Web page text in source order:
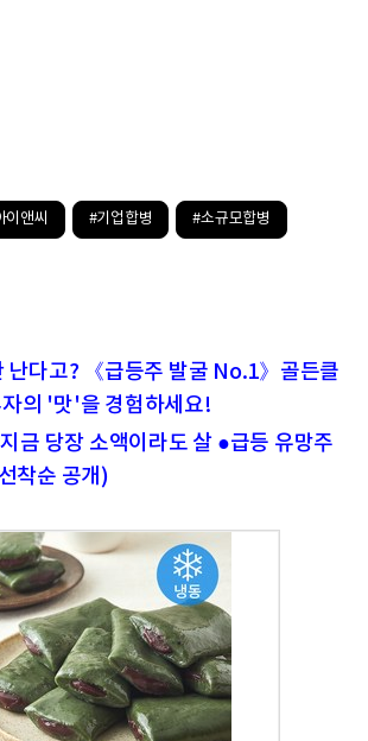
이앤씨 #기업합병 #소규모합병
난다고? 《급등주 발굴 No.1》골든클
의 '맛'을 경험하세요!
금 당장 소액이라도 살 ●급등 유망주
착순 공개)